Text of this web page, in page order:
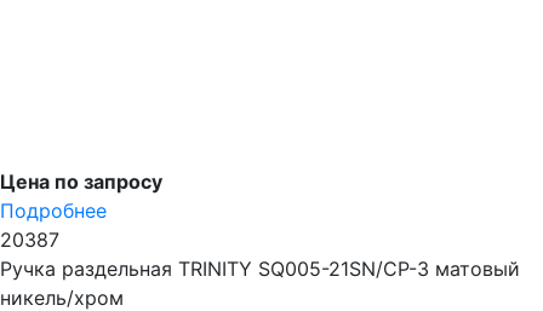
Цена по запросу
Подробнее
20387
Ручка раздельная TRINITY SQ005-21SN/CP-3 матовый
никель/хром